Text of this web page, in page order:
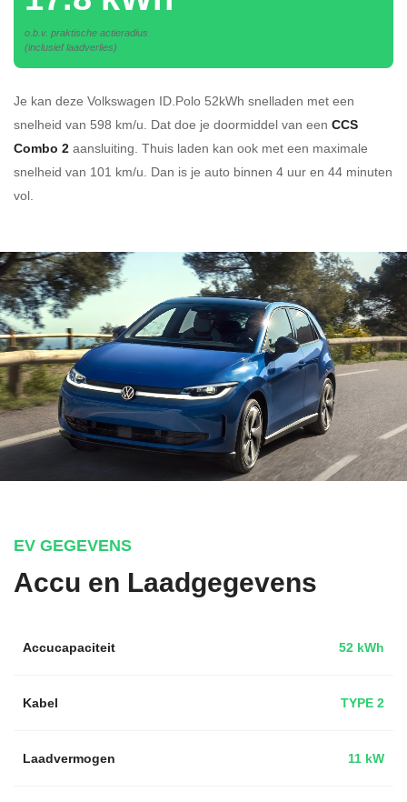
o.b.v. praktische actieradius
(inclusief laadverlies)
Je kan deze Volkswagen ID.Polo 52kWh snelladen met een
snelheid van 598 km/u. Dat doe je doormiddel van een CCS
Combo 2 aansluiting. Thuis laden kan ook met een maximale
snelheid van 101 km/u. Dan is je auto binnen 4 uur en 44 minuten
vol.
EV GEGEVENS
Accu en Laadgegevens
Accucapaciteit 52 kWh
Kabel TYPE 2
Laadvermogen 11 kW